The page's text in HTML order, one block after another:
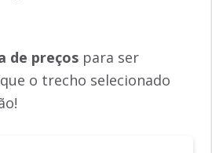
de preços para ser
o trecho selecionado